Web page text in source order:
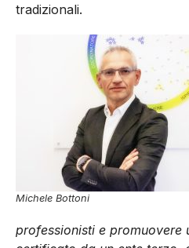
tradizionali.
Michele Bottoni
professionisti e promuovere